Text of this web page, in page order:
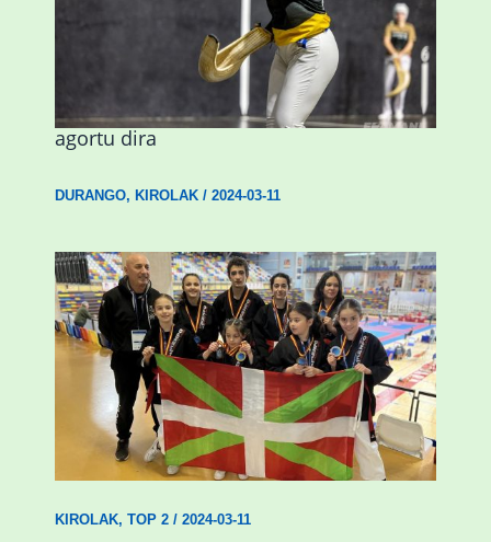
Astelehenean Durangon jokatuko den
emakumezkoen zesta finaleko sarrerak
agortu dira
DURANGO, KIROLAK/ 2024-03-11
Wadokan garaile Espainiako txapelketan
14 dominarekin
KIROLAK, TOP 2/ 2024-03-11